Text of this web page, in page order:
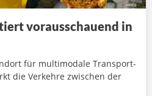
vorausschauend in
für multimodale Transport-
die Verkehre zwischen der